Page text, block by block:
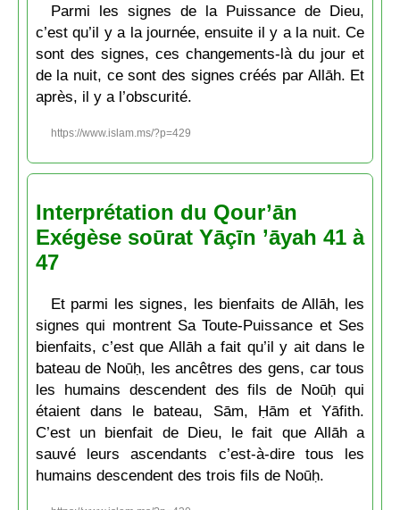
Parmi les signes de la Puissance de Dieu,
c’est qu’il y a la journée, ensuite il y a la nuit. Ce
sont des signes, ces changements-là du jour et
de la nuit, ce sont des signes créés par Allāh. Et
après, il y a l’obscurité.
https://www.islam.ms/?p=429
Interprétation du Qour’ān
Exégèse soūrat Yāçīn ’āyah 41 à
47
Et parmi les signes, les bienfaits de Allāh, les
signes qui montrent Sa Toute-Puissance et Ses
bienfaits, c’est que Allāh a fait qu’il y ait dans le
bateau de Noūḥ, les ancêtres des gens, car tous
les humains descendent des fils de Noūḥ qui
étaient dans le bateau, Sām, Ḥām et Yāfith.
C’est un bienfait de Dieu, le fait que Allāh a
sauvé leurs ascendants c’est-à-dire tous les
humains descendent des trois fils de Noūḥ.